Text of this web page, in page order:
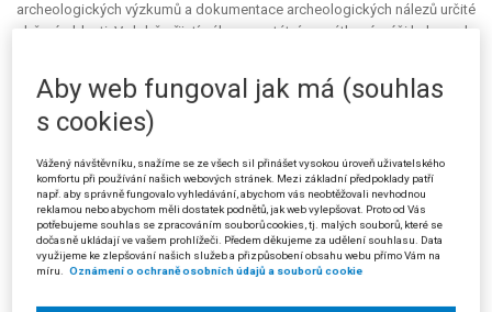
archeologických výzkumů a dokumentace archeologických nálezů určité
sběrné oblasti. V době přijetí zákona o státní památkové péči bylo zcela
nepředpokládal, že by archeologické výzkumy prováděly jiné než státní
nebo státem zřízené subjekty. Novelizace rozšířily okruh subjektů
provádějících výzkumy, ale podmínky pro jejich provádění dle § 21
zákona o státní památkové péči se nezměnily. Samotné povolení
Ministerstva kultury nezakládá oprávnění subjektu provádět
archeologické výzkumy. K tomu je potřeba uzavřít dohodu s žalovanou.
Ta v dohodě stanoví rozsah a podmínky provádění výzkumů, a to aniž by
je oprávněný subjekt mohl ovlivnit. I toto svědčí o tom, že žalované bylo
svěřeno rozhodování o právech a povinnostech fyzických a právnických
osob.
Aby web fungoval jak má (souhlas
s cookies)
Vážený návštěvníku, snažíme se ze všech sil přinášet vysokou úroveň uživatelského
komfortu při používání našich webových stránek. Mezi základní předpoklady patří
např. aby správně fungovalo vyhledávání, abychom vás neobtěžovali nevhodnou
reklamou nebo abychom měli dostatek podnětů, jak web vylepšovat. Proto od Vás
potřebujeme souhlas se zpracováním souborů cookies, tj. malých souborů, které se
dočasně ukládají ve vašem prohlížeči. Předem děkujeme za udělení souhlasu. Data
využijeme ke zlepšování našich služeb a přizpůsobení obsahu webu přímo Vám na
míru.
Oznámení o ochraně osobních údajů a souborů cookie